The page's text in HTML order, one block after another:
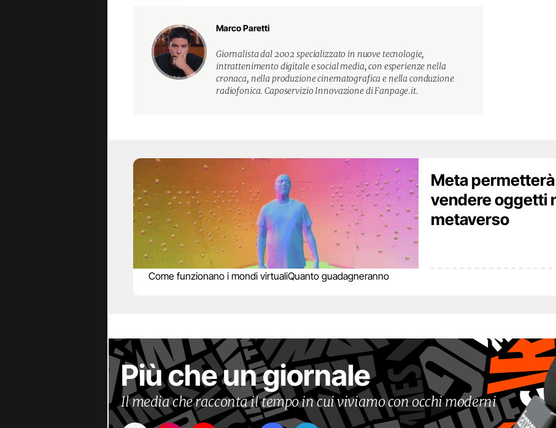
Marco Paretti
Giornalista dal 2002 specializzato in nuove tecnologie,
intrattenimento digitale e social media, con esperienze nella
cronaca, nella produzione cinematografica e nella conduzione
radiofonica. Caposervizio Innovazione di Fanpage.it.
Meta
vendere oggetti
metaverso
Come funzionano i mondi virtualiQuanto guadagneranno
Più che un giornale
Il media che racconta il tempo in cui viviamo con occhi moderni